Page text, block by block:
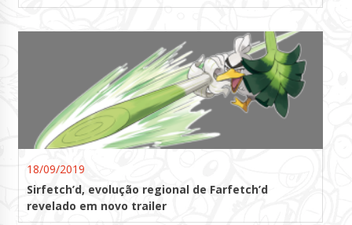
18/09/2019
Sirfetch’d, evolução regional de Farfetch’d
revelado em novo trailer